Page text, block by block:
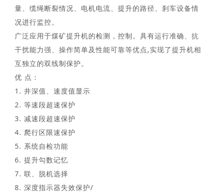
量、缆绳断裂情况、电机电流、提升的路径、刹车设备情
况进行监控。
广泛应用于煤矿提升机的检测，控制。具有运行准确、抗
干扰能力强、操作简单及性能可靠等优点,实现了提升机相
互独立的双线制保护。
优 点：
1. 井深值、速度值显示
2. 等速段超速保护
3. 减速段超速保护
4. 爬行区限速保护
5. 系统自检功能
6. 提升勾数记忆
7. 联、脱机选择
8. 深度指示器失效保护/